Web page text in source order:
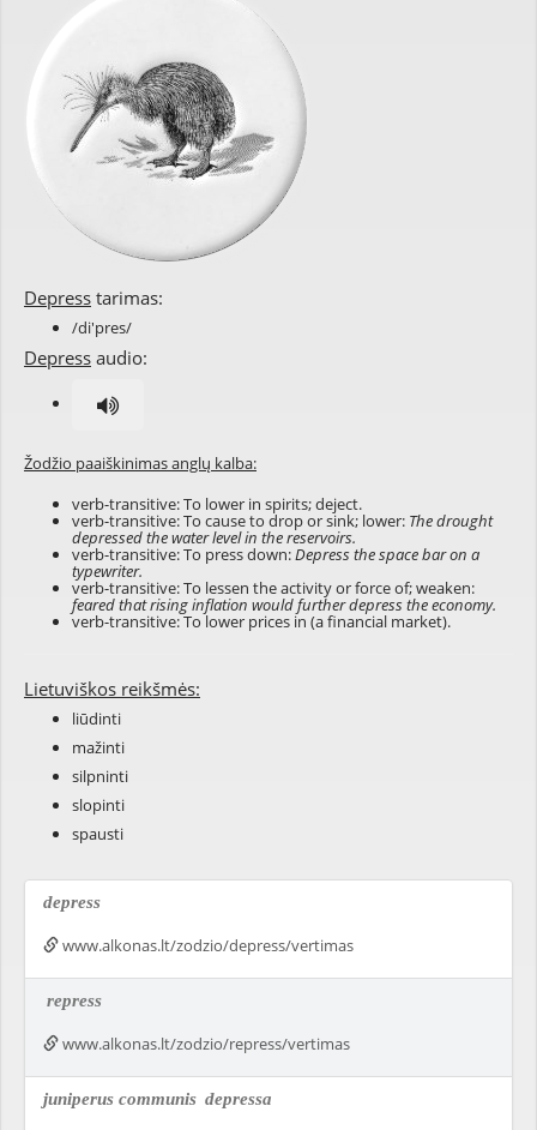
Depress tarimas:
/di'pres/
Depress audio:
Žodžio paaiškinimas anglų kalba:
verb-transitive: To lower in spirits; deject.
verb-transitive: To cause to drop or sink; lower: The drought
depressed the water level in the reservoirs.
verb-transitive: To press down:Depress the space bar on a
typewriter.
verb-transitive: To lessen the activity or force of; weaken:
feared that rising inflation would further depress the economy.
verb-transitive: To lower prices in (a financial market).
Lietuviškos reikšmės:
liūdinti
mažinti
silpninti
slopinti
spausti
depress
www.alkonas.lt/zodzio/depress/vertimas
repress
www.alkonas.lt/zodzio/repress/vertimas
juniperus communis depressa